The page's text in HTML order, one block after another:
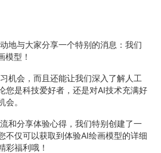
地与大家分享一个特别的消息：我们
模型！
机会，而且还能让我们深入了解人工
您是科技爱好者，还是对AI技术充满好
。
和分享体验心得，我们特别创建了一
不仅可以获取到体验AI绘画模型的详细
彩福利哦！